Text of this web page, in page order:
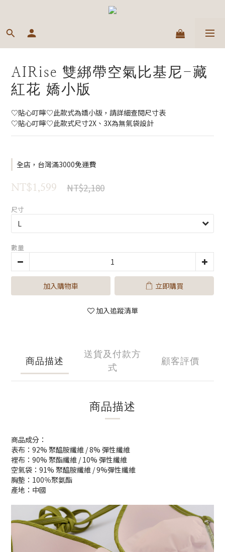
AIRise 雙綁帶空氣比基尼-藏
紅花 嬌小版
♡貼心叮嚀♡此款式為嬌小版，請詳細查閱尺寸表
♡貼心叮嚀♡此款式尺寸2X、3X為無氣袋設計
全店，台灣滿3000免運費
NT$1,599 NT$2,180
尺寸
數量
加入購物車 立即購買
加入追蹤清單
商品描述
送貨及付款方
式
顧客評價
商品描述
商品成分：
表布：92% 聚醯胺纖維 / 8% 彈性纖維
裡布：90% 聚酯纖維 / 10% 彈性纖維
空氣袋：91% 聚醯胺纖維 / 9%彈性纖維
胸墊：100％聚氨酯
產地：中國